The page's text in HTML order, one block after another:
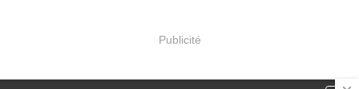
Publicité